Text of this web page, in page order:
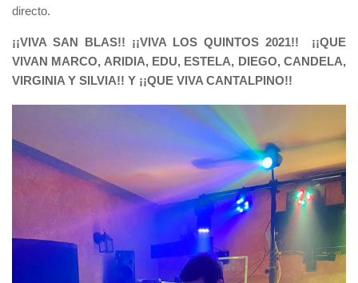
directo.
¡¡VIVA SAN BLAS!! ¡¡VIVA LOS QUINTOS 2021!! ¡¡QUE
VIVAN MARCO, ARIDIA, EDU, ESTELA, DIEGO, CANDELA,
VIRGINIA Y SILVIA!! Y ¡¡QUE VIVA CANTALPINO!!